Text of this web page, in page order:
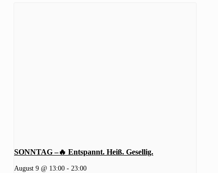
SONNTAG –🔥 Entspannt. Heiß. Gesellig.
August 9 @ 13:00 - 23:00